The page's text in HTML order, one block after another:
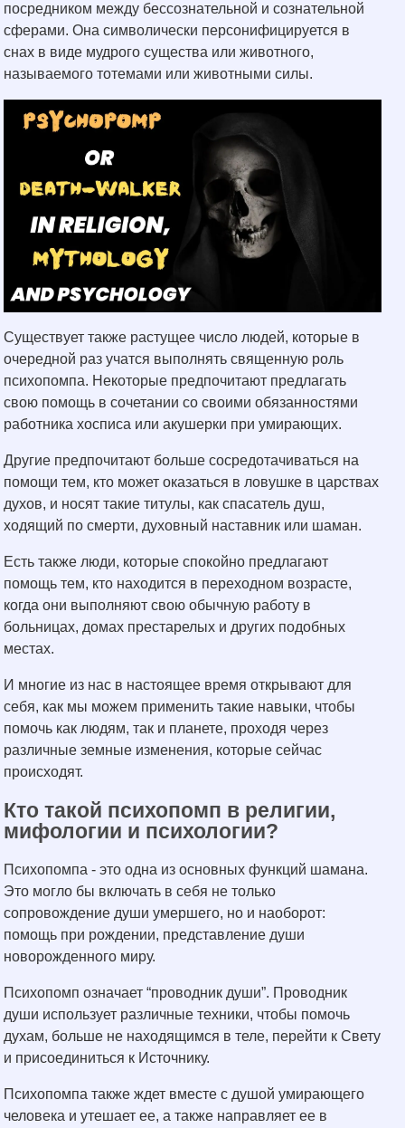
посредником между бессознательной и сознательной
сферами. Она символически персонифицируется в
снах в виде мудрого существа или животного,
называемого тотемами или животными силы.
Существует также растущее число людей, которые в
очередной раз учатся выполнять священную роль
психопомпа. Некоторые предпочитают предлагать
свою помощь в сочетании со своими обязанностями
работника хосписа или акушерки при умирающих.
Другие предпочитают больше сосредотачиваться на
помощи тем, кто может оказаться в ловушке в царствах
духов, и носят такие титулы, как спасатель душ,
ходящий по смерти, духовный наставник или шаман.
Есть также люди, которые спокойно предлагают
помощь тем, кто находится в переходном возрасте,
когда они выполняют свою обычную работу в
больницах, домах престарелых и других подобных
местах.
И многие из нас в настоящее время открывают для
себя, как мы можем применить такие навыки, чтобы
помочь как людям, так и планете, проходя через
различные земные изменения, которые сейчас
происходят.
Кто такой психопомп в религии,
мифологии и психологии?
Психопомпа - это одна из основных функций шамана.
Это могло бы включать в себя не только
сопровождение души умершего, но и наоборот:
помощь при рождении, представление души
новорожденного миру.
Психопомп означает “проводник души”. Проводник
души использует различные техники, чтобы помочь
духам, больше не находящимся в теле, перейти к Свету
и присоединиться к Источнику.
Психопомпа также ждет вместе с душой умирающего
человека и утешает ее, а также направляет ее в